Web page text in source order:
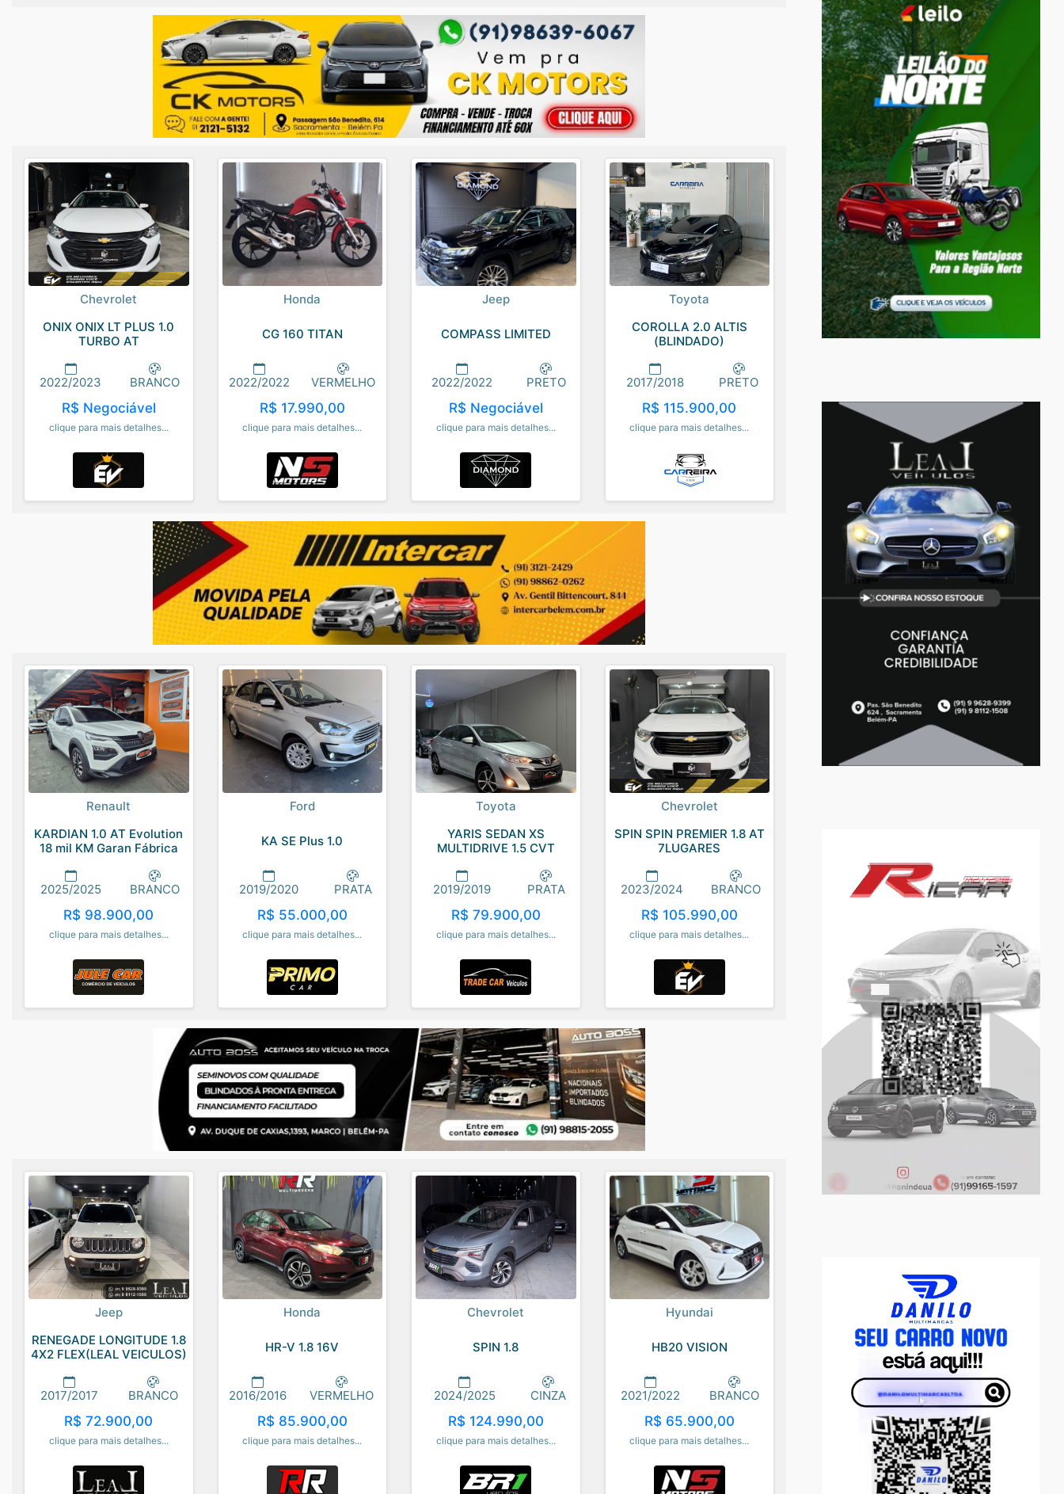
Chevrolet
ONIX ONIX LT PLUS 1.0
TURBO AT
2022/2023 BRANCO
R$ Negociável
clique para mais detalhes...
Honda
CG 160 TITAN
2022/2022 VERMELHO
R$ 17.990,00
clique para mais detalhes...
Jeep
COMPASS LIMITED
2022/2022 PRETO
R$ Negociável
clique para mais detalhes...
Toyota
COROLLA 2.0 ALTIS
(BLINDADO)
2017/2018 PRETO
R$ 115.900,00
clique para mais detalhes...
Renault
KARDIAN 1.0 AT Evolution
18 mil KM Garan Fábrica
2025/2025 BRANCO
R$ 98.900,00
clique para mais detalhes...
Ford
KA SE Plus 1.0
2019/2020 PRATA
R$ 55.000,00
clique para mais detalhes...
Toyota
YARIS SEDAN XS
MULTIDRIVE 1.5 CVT
2019/2019 PRATA
R$ 79.900,00
clique para mais detalhes...
Chevrolet
SPIN SPIN PREMIER 1.8 AT
7LUGARES
2023/2024 BRANCO
R$ 105.990,00
clique para mais detalhes...
Jeep
RENEGADE LONGITUDE 1.8
4X2 FLEX(LEAL VEICULOS)
2017/2017 BRANCO
R$ 72.900,00
clique para mais detalhes...
Honda
HR-V 1.8 16V
2016/2016 VERMELHO
R$ 85.900,00
clique para mais detalhes...
Chevrolet
SPIN 1.8
2024/2025 CINZA
R$ 124.990,00
clique para mais detalhes...
Hyundai
HB20 VISION
2021/2022 BRANCO
R$ 65.900,00
clique para mais detalhes...